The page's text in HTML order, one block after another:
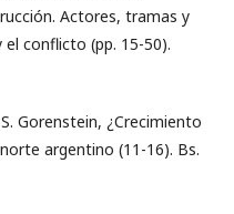
Actores, tramas y
conflicto (pp. 15-50).
Gorenstein, ¿Crecimiento
argentino (11-16). Bs.